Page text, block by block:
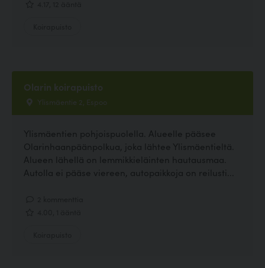
Olarin koirapuisto
Ylismäentie 2, Espoo
Ylismäentien pohjoispuolella. Alueelle pääsee
Olarinhaanpäänpolkua, joka lähtee Ylismäentieltä.
Alueen lähellä on lemmikkieläinten hautausmaa.
Autolla ei pääse viereen, autopaikkoja on reilusti...